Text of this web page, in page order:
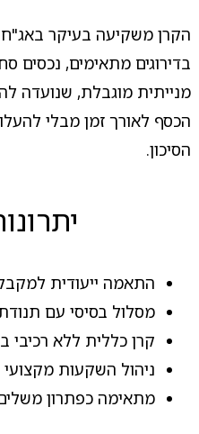
הקרן משקיעה בעיקר
בדירוגים מתאימים, נכסים
מנייתית מוגבלת, שנועדה
הכסף לאורך זמן מבלי
הסיכון.
התאמה ייעודית
מסלול בסיסי עם
קרן כללית ללא
ניהול השקעות מקצועי
מתאימה כפתרון